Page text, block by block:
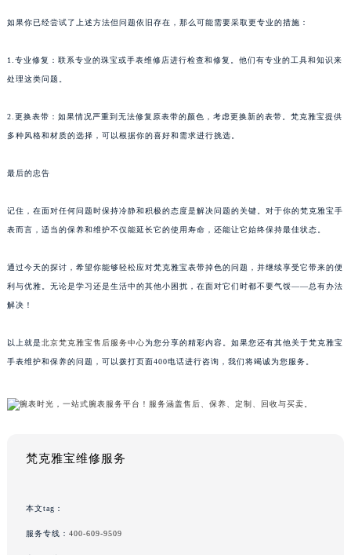
如果你已经尝试了上述方法但问题依旧存在，那么可能需要采取更专业的措施：
1.专业修复：联系专业的珠宝或手表维修店进行检查和修复。他们有专业的工具和知识来
处理这类问题。
2.更换表带：如果情况严重到无法修复原表带的颜色，考虑更换新的表带。梵克雅宝提供
多种风格和材质的选择，可以根据你的喜好和需求进行挑选。
最后的忠告
记住，在面对任何问题时保持冷静和积极的态度是解决问题的关键。对于你的梵克雅宝手
表而言，适当的保养和维护不仅能延长它的使用寿命，还能让它始终保持最佳状态。
通过今天的探讨，希望你能够轻松应对梵克雅宝表带掉色的问题，并继续享受它带来的便
利与优雅。无论是学习还是生活中的其他小困扰，在面对它们时都不要气馁——总有办法
解决！
以上就是北京梵克雅宝售后服务中心为您分享的精彩内容。如果您还有其他关于梵克雅宝
手表维护和保养的问题，可以拨打页面400电话进行咨询，我们将竭诚为您服务。
梵克雅宝维修服务
本文tag：
服务专线： 400-609-9509